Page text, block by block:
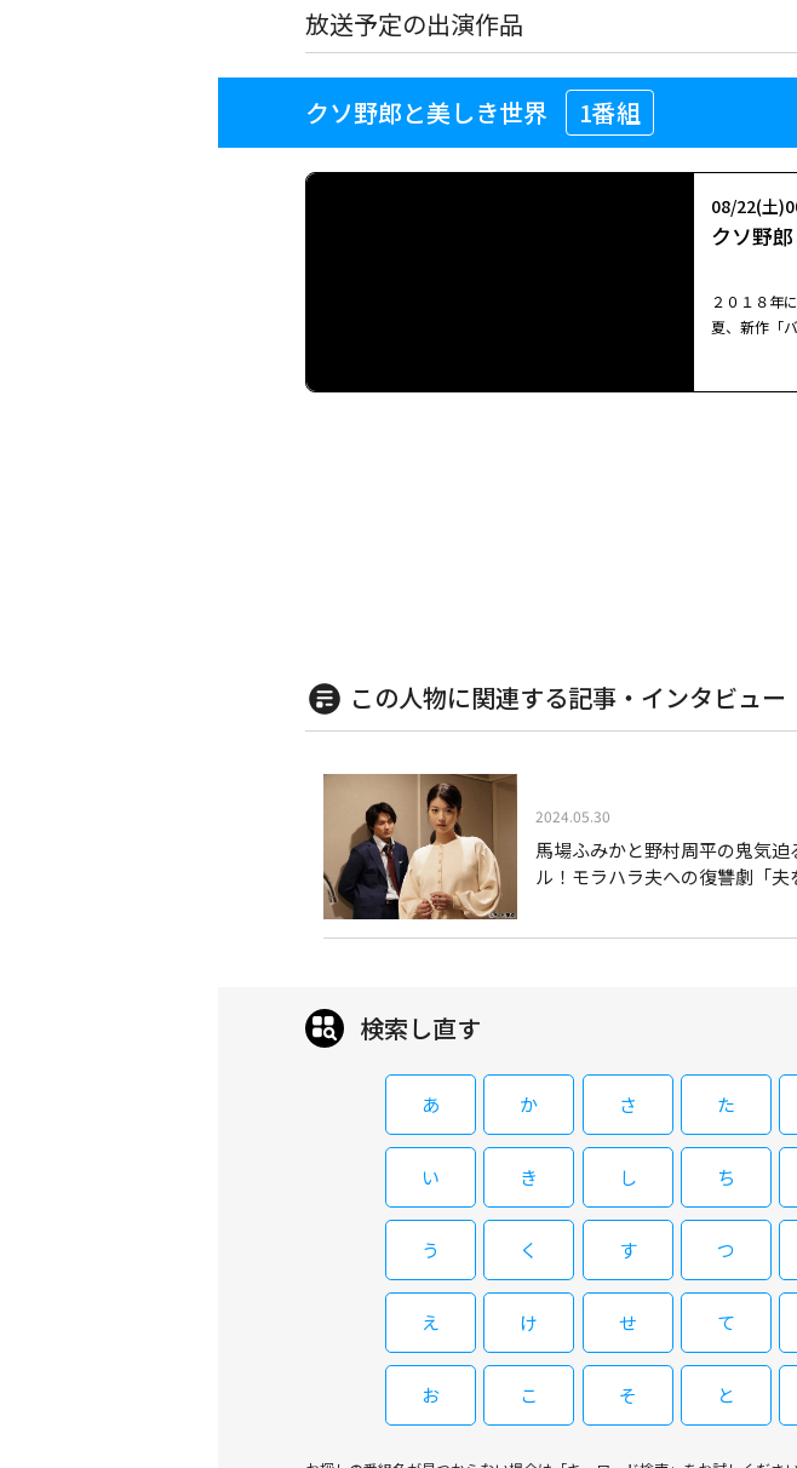
放送予定の出演作品
クソ野郎と美しき世界 1番組
クソ野
08/22(土
２０１８年
夏、新作「
タジー＆
くした父
ｅ．４「新
２０１８年
は歌えなく
この人物に関連する記事・インタビュー
2024.05.30
馬場ふみかと野村周平の鬼気迫
ル！モラハラ夫への復讐劇「夫
検索し直す
あ
い
う
え
お
か
き
く
け
こ
さ
し
す
せ
そ
た
ち
つ
て
と